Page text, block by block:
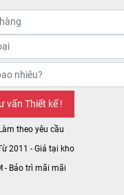
theo yêu cầu
2011 - Giá tại kho
- Bảo trì mãi mãi